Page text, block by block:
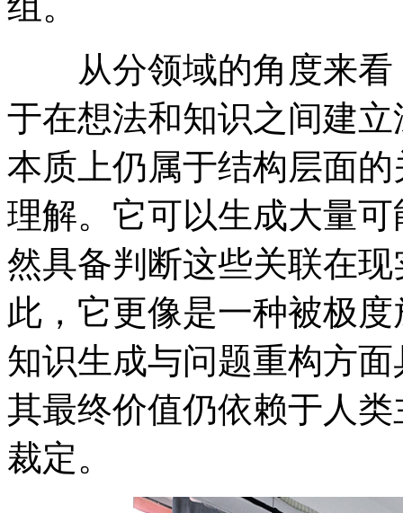
从分领域的角度来看
于在想法和知识之间建
本质上仍属于结构层面
理解。它可以生成大量
然具备判断这些关联在
此，它更像是一种被极
知识生成与问题重构方
其最终价值仍依赖于人
裁定。